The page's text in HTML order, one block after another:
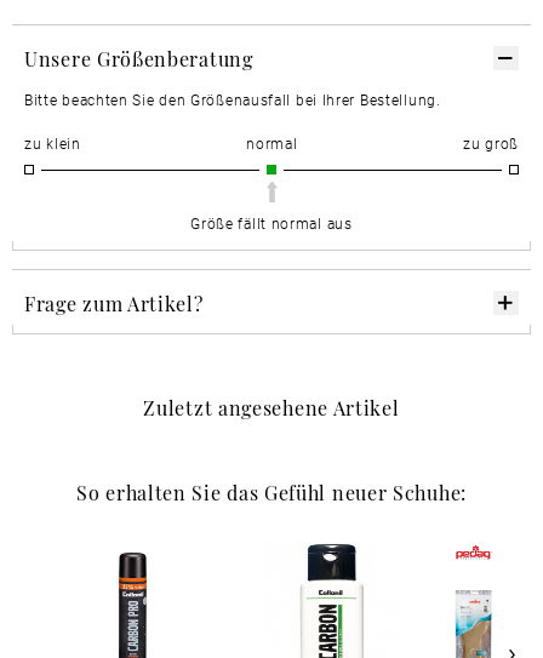
Unsere Größenberatung
Bitte beachten Sie den Größenausfall bei Ihrer Bestellung.
zu klein normal zu groß
Größe fällt normal aus
Frage zum Artikel?
Zuletzt angesehene Artikel
So erhalten Sie das Gefühl neuer Schuhe: